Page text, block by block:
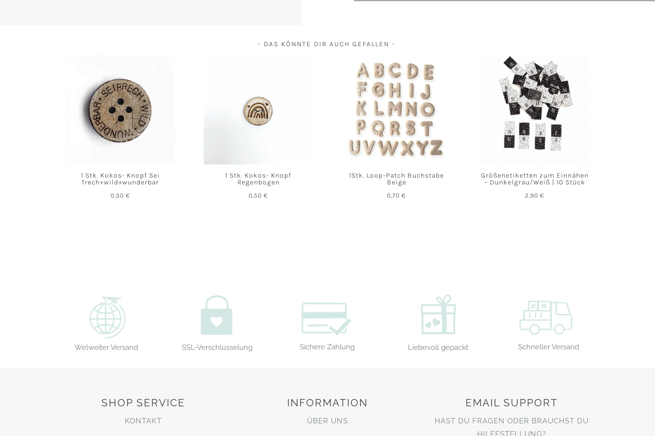
- DAS KÖNNTE DIR AUCH GEFALLEN -
1 Stk. Kokos- Knopf Sei
frech+wild+wunderbar
0,50 €
1 Stk. Kokos- Knopf
Regenbogen
0,50€
1Stk. Loop-Patch Buchstabe
Beige
0,70€
Größenetiketten zum Einnähen
– Dunkelgrau/Weiß | 10 Stück
2,90€
Welweiter Versand SSL-Verschlüsselung Sichere Zahlung Liebevoll gepackt Schneller Versand
SHOP SERVICE
KONTAKT
INFORMATION
ÜBER UNS
EMAIL SUPPORT
HAST DU FRAGEN ODER BRAUCHST DU
HILFESTELLUNG?